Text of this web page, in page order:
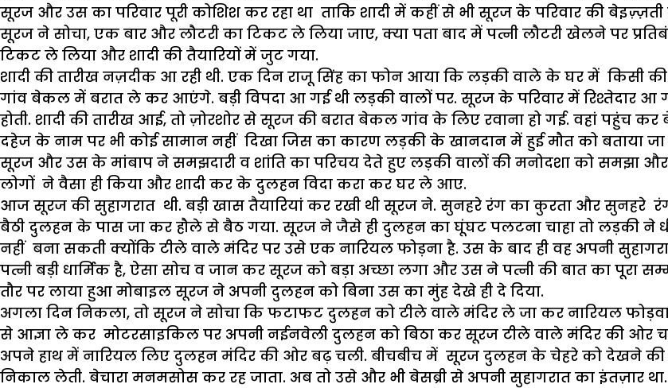
सूरज और उस का परिवार पूरी कोशिश कर रहा था ताकि शादी में कहीं से भी सूरज के परिवार की बेइज़्ज़ती
सूरज ने सोचा, एक बार और लौटरी का टिकट ले लिया जाए, क्या पता बाद में पत्नी लौटरी खेलने पर
टिकट ले लिया और शादी की तैयारियों में जुट गया.
शादी की तारीख नज़दीक आ रही थी. एक दिन राजू सिंह का फोन आया कि लड़की वाले के घर में किसी
गांव बेकल में बरात ले कर आएंगे. बड़ी विपदा आ गई थी लड़की वालों पर. सूरज के परिवार में रिश्तेदार आ
होती. शादी की तारीख आई, तो ज़ोरशोर से सूरज की बरात बेकल गांव के लिए रवाना हो गई. वहां पहुंच
दहेज के नाम पर भी कोई सामान नहीं दिखा जिस का कारण लड़की के खानदान में हुई मौत को बताया जा
सूरज और उस के मांबाप ने समझदारी व शांति का परिचय देते हुए लड़की वालों की मनोदशा को समझा
लोगों ने वैसा ही किया और शादी कर के दुलहन विदा करा कर घर ले आए.
आज सूरज की सुहागरात थी. बड़ी खास तैयारियां कर रखी थी सूरज ने. सुनहरे रंग का कुरता और सुनहरे
बैठी दुलहन के पास जा कर हौले से बैठ गया. सूरज ने जैसे ही दुलहन का घूंघट पलटना चाहा तो लड़की ने
नहीं बना सकती क्योंकि टीले वाले मंदिर पर उसे एक नारियल फोड़ना है. उस के बाद ही वह अपनी
पत्नी बड़ी धार्मिक है, ऐसा सोच व जान कर सूरज को बड़ा अच्छा लगा और उस ने पत्नी की बात का पूरा
तौर पर लाया हुआ मोबाइल सूरज ने अपनी दुलहन को बिना उस का मुंह देखे ही दे दिया.
अगला दिन निकला, तो सूरज ने सोचा कि फटाफट दुलहन को टीले वाले मंदिर ले जा कर नारियल
से आज्ञा ले कर मोटरसाइकिल पर अपनी नईनवेली दुलहन को बिठा कर सूरज टीले वाले मंदिर की ओर
अपने हाथ में नारियल लिए दुलहन मंदिर की ओर बढ़ चली. बीचबीच में सूरज दुलहन के चेहरे को देखने
निकाल लेती. बेचारा मनमसोस कर रह जाता. अब तो उसे और भी बेसब्री से अपनी सुहागरात का इंतज़ार था.